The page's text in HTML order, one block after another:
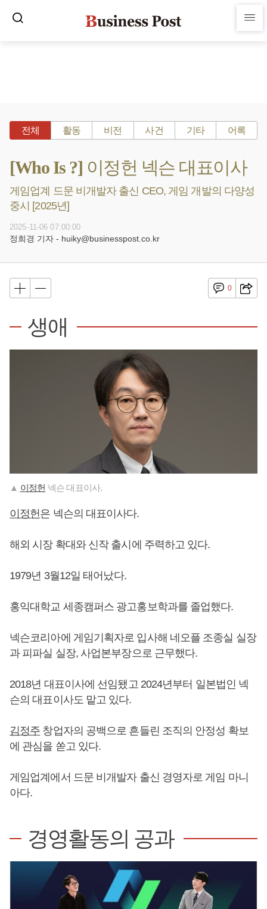
전체 활동 비전 사건 기타 어록
[Who Is ?] 이정헌 넥슨 대표이사
게임업계 드문 비개발자 출신 CEO, 게임 개발의 다양성
중시 [2025년]
2025-11-06 07:00:00
정희경 기자 - huiky@businesspost.co.kr
0
생애
▲ 이정헌 넥슨 대표이사.
이정헌은 넥슨의 대표이사다.
해외 시장 확대와 신작 출시에 주력하고 있다.
1979년 3월12일 태어났다.
홍익대학교 세종캠퍼스 광고홍보학과를 졸업했다.
넥슨코리아에 게임기획자로 입사해 네오플 조종실 실장
과 피파실 실장, 사업본부장으로 근무했다.
2018년 대표이사에 선임됐고 2024년부터 일본법인 넥
슨의 대표이사도 맡고 있다.
김정주 창업자의 공백으로 흔들린 조직의 안정성 확보
에 관심을 쏟고 있다.
게임업계에서 드문 비개발자 출신 경영자로 게임 마니
아다.
경영활동의 공과